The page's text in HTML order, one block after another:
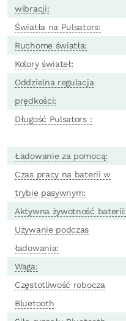
wibracji:
Światła na Pulsators:
Ruchome światła:
Kolory świateł:
Oddzielna regulacja
prędkości:
Długość Pulsators :
Ładowanie za pomocą:
Czas pracy na baterii w
trybie pasywnym:
Aktywna żywotność baterii:
Używanie podczas
ładowania:
Waga:
Częstotliwość robocza
Bluetooth